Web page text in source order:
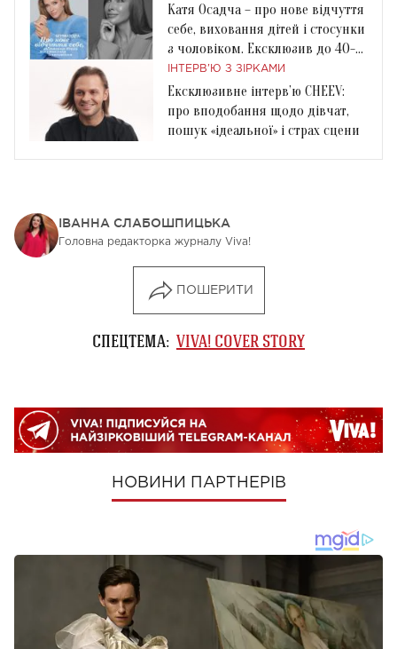
Катя Осадча – про нове відчуття
себе, виховання дітей і стосунки
з чоловіком. Ексклюзив до 40-
річчя
ІНТЕРВ'Ю З ЗІРКАМИ
Ексклюзивне інтерв’ю CHEEV:
про вподобання щодо дівчат,
пошук «ідеальної» і страх сцени
ІВАННА СЛАБОШПИЦЬКА
Головна редакторка журналу Viva!
ПОШЕРИТИ
СПЕЦТЕМА: VIVA! COVER STORY
НОВИНИ ПАРТНЕРІВ